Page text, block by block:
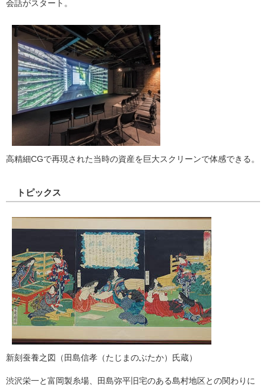
会話がスタート。
高精細CGで再現された当時の資産を巨大スクリーンで体感できる。
トピックス
新刻蚕養之図（田島信孝（たじまのぶたか）氏蔵）
渋沢栄一と富岡製糸場、田島弥平旧宅のある島村地区との関わりに